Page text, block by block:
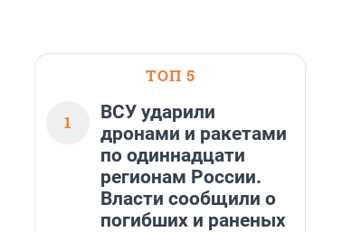
ТОП 5
1
ВСУ ударили
дронами и ракетами
по одиннадцати
регионам России.
Власти сообщили о
погибших и раненых